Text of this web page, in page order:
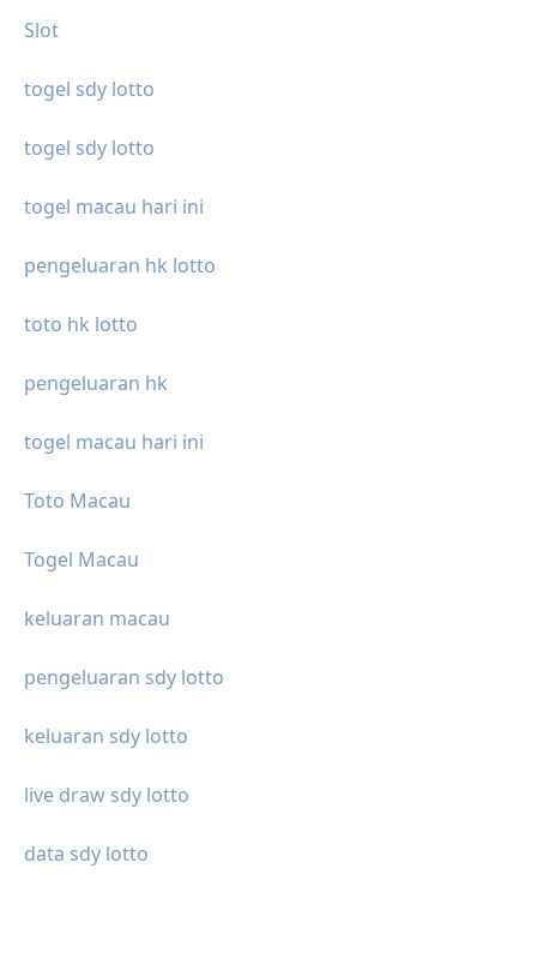
Slot
togel sdy lotto
togel sdy lotto
togel macau hari ini
pengeluaran hk lotto
toto hk lotto
pengeluaran hk
togel macau hari ini
Toto Macau
Togel Macau
keluaran macau
pengeluaran sdy lotto
keluaran sdy lotto
live draw sdy lotto
data sdy lotto